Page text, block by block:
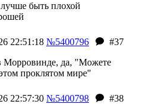
быть плохой
22:51:18 №5400796
#37
Морровинде, да, "Можете
проклятом мире"
22:57:30 №5400798
#38